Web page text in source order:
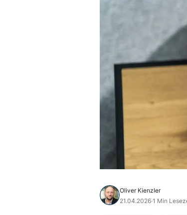
Oliver Kienzler
21.04.2026·1 Min